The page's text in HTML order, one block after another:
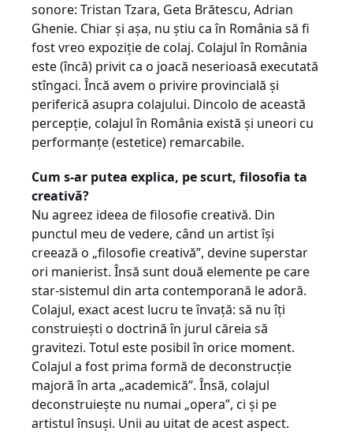
sonore: Tristan Tzara, Geta Brătescu, Adrian
Ghenie. Chiar şi aşa, nu ştiu ca în România să fi
fost vreo expoziţie de colaj. Colajul în România
este (încă) privit ca o joacă neserioasă executată
stîngaci. Încă avem o privire provincială şi
periferică asupra colajului. Dincolo de această
percepţie, colajul în România există şi uneori cu
performanţe (estetice) remarcabile.
Cum s-ar putea explica, pe scurt, filosofia ta
creativă?
Nu agreez ideea de filosofie creativă. Din
punctul meu de vedere, când un artist îşi
creează o „filosofie creativă”, devine superstar
ori manierist. Însă sunt două elemente pe care
star-sistemul din arta contemporană le adoră.
Colajul, exact acest lucru te învaţă: să nu îţi
construieşti o doctrină în jurul căreia să
gravitezi. Totul este posibil în orice moment.
Colajul a fost prima formă de deconstrucţie
majoră în arta „academică”. Însă, colajul
deconstruieşte nu numai „opera”, ci şi pe
artistul însuşi. Unii au uitat de acest aspect.